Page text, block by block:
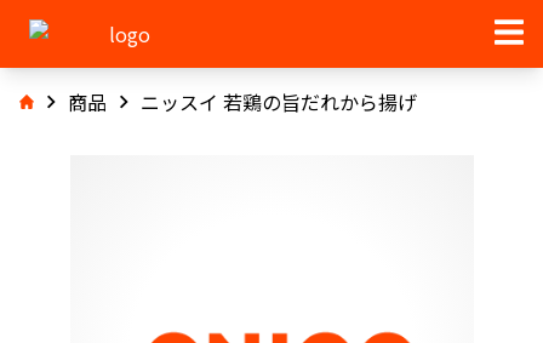
商品 ニッスイ 若鶏の旨だれから揚げ